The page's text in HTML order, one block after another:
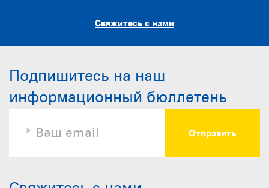
Свяжитесь с нами
Подпишитесь на наш
информационный бюллетень